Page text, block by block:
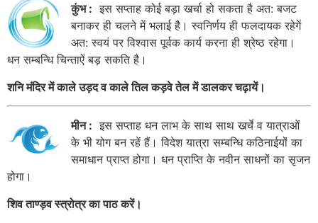
कुंभ : इस सप्ताह कोई बड़ा खर्चा हो सकता है अत: बजट
बनाकर ही चलने में भलाई है। स्वनिर्णय ही फलदायक रहेगें
अत: स्वयं पर विश्वास पूर्वक कार्य करना ही श्रेष्ठ रहेगा।
धन सम्बन्धि चिन्ताऐं बड़ सकति है।
शनि मंदिर में काले उड़द व काले तिल कड़वे तेल में डालकर चढ़ायें।
मीन : इस सप्ताह धन लाभ के साथ साथ खर्चे व यात्राओं
के भी योग बन रहें हैं। विदेश यात्रा सम्बन्धि कठिनाईयों का
समाधान प्राप्त होगा। धन प्राप्ति के नवीन साधनों का सृजन
होगा।
शिव ताण्ड़व स्त्रोत्र का पाठ करें।